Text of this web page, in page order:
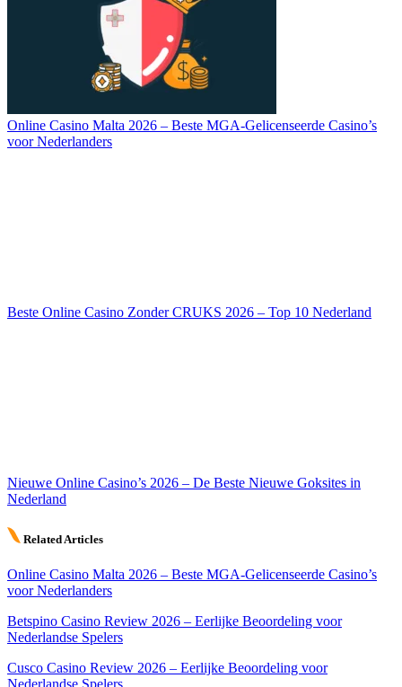
Online Casino Malta 2026 – Beste MGA-Gelicenseerde Casino’s
voor Nederlanders
Beste Online Casino Zonder CRUKS 2026 – Top 10 Nederland
Nieuwe Online Casino’s 2026 – De Beste Nieuwe Goksites in
Nederland
Related Articles
Online Casino Malta 2026 – Beste MGA-Gelicenseerde Casino’s
voor Nederlanders
Betspino Casino Review 2026 – Eerlijke Beoordeling voor
Nederlandse Spelers
Cusco Casino Review 2026 – Eerlijke Beoordeling voor